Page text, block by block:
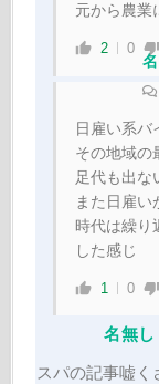
元から農業
2 0
日雇い系バ
その地域の
足代も出な
また日雇い
時代は繰り
した感じ
1 0
名無し
スパの記事嘘く